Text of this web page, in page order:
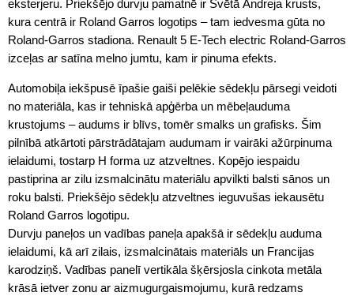
eksterjeru. Priekšējo durvju pamatnē ir Svētā Andreja krusts,
kura centrā ir Roland Garros logotips – tam iedvesma gūta no
Roland-Garros stadiona. Renault 5 E-Tech electric Roland-Garros
izceļas ar satīna melno jumtu, kam ir pinuma efekts.
Automobiļa iekšpusē īpašie gaiši pelēkie sēdekļu pārsegi veidoti
no materiāla, kas ir tehniskā apģērba un mēbeļauduma
krustojums – audums ir blīvs, tomēr smalks un grafisks. Šim
pilnībā atkārtoti pārstrādātajam audumam ir vairāki ažūrpinuma
ielaidumi, tostarp H forma uz atzveltnes. Kopējo iespaidu
pastiprina ar zilu izsmalcinātu materiālu apvilkti balsti sānos un
roku balsti. Priekšējo sēdekļu atzveltnes ieguvušas iekausētu
Roland Garros logotipu.
Durvju paneļos un vadības paneļa apakšā ir sēdekļu auduma
ielaidumi, kā arī zilais, izsmalcinātais materiāls un Francijas
karodziņš. Vadības panelī vertikāla šķērsjosla cinkota metāla
krāsā ietver zonu ar aizmugurgaismojumu, kurā redzams